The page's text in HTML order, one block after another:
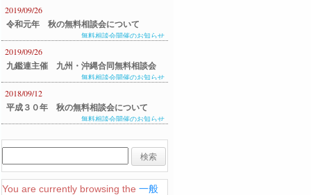
2019/09/26
令和元年 秋の無料相談会について
無料相談会開催のお知らせ
2019/09/26
九鑑連主催 九州・沖縄合同無料相談会
のご案内
無料相談会開催のお知らせ
2018/09/12
平成３０年 秋の無料相談会について
無料相談会開催のお知らせ
You are currently browsing the 一般